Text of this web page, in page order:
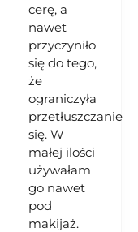
cerę, a
nawet
przyczyniło
się do tego,
że
ograniczyła
przetłuszczanie
się. W
małej ilości
używałam
go nawet
pod
makijaż.